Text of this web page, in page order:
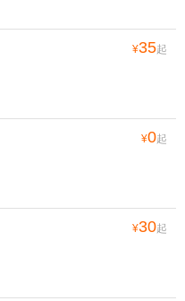
¥35起
¥0起
¥30起